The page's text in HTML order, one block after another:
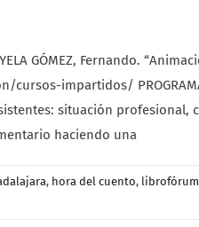
YELA GÓMEZ, Fernando.
impartidos/
situación
haciendo una
, hora del cuento, librofórum